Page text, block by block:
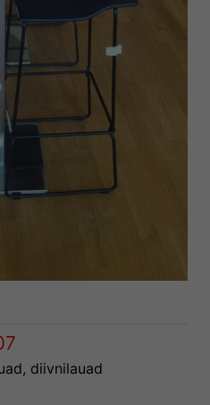
diivnilauad